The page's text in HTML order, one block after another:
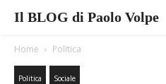
Il BLOG di Paolo Volpe
Home Politica
Politica Sociale